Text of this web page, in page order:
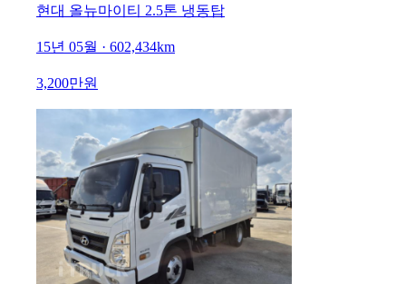
현대 올뉴마이티 2.5톤 냉동탑
15년 05월 · 602,434km
3,200만원